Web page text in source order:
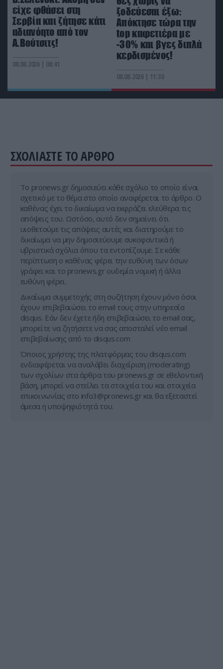
Νοσοκομείο «Ερυθρός Σταυρός»: Ασθενής
επιτέθηκε και κτύπησε γιατρό
13:30
Θα πούμε το «ψωμί ψωμάκι» κυριολεκτικά: Οι
δύο παράγοντες που αύξησαν απότομα την τιμή
σε βασικά προϊόντα
είχε φθάσει στη
Σερβία και ζήτησε κάτι
αδιανόητο από τον
Α.Βούτσιτς!
08.08.2026 | 08:41
ξοδεύεσαι έξω:
Απόκτησε τώρα την
top καφετιέρα με
-30% και βγες διπλά
κερδισμένος!
08.08.2026 | 11:30
ΣΧΟΛΙΑΣΤΕ ΤΟ ΑΡΘΡΟ
Tο pronews.gr δημοσιεύει κάθε σχόλιο το οποίο είναι
σχετικό με το θέμα στο οποίο αναφέρεται το άρθρο. Ο
καθένας έχει το δικαίωμα να εκφράζει ελεύθερα τις
απόψεις του. Ωστόσο, αυτό δεν σημαίνει ότι
υιοθετούμε τις απόψεις αυτές και διατηρούμε το
δικαίωμα να μην δημοσιεύουμε συκοφαντικά ή
υβριστικά σχόλια όπου τα εντοπίζουμε. Σε κάθε
περίπτωση ο καθένας φέρει την ευθύνη των όσων
γράφει και το pronews.gr ουδεμία νομική ή άλλα
ευθύνη φέρει.
Δικαίωμα συμμετοχής στη συζήτηση έχουν μόνο όσοι
έχουν επιβεβαιώσει το email τους στην υπηρεσία
disqus. Εάν δεν έχετε ήδη επιβεβαιώσει το email σας,
μπορείτε να ζητήσετε να σας αποσταλεί νέο email
επιβεβαίωσης από το disqus.com
Όποιος χρήστης της πλατφόρμας του disqus.com
ενδιαφέρεται να αναλάβει διαχείριση (moderating)
των σχολίων στα άρθρα του pronews.gr σε εθελοντική
βάση, μπορεί να στείλει τα στοιχεία του και στοιχεία
επικοινωνίας στο info3@pronews.gr και θα εξεταστεί
άμεσα η υποψηφιότητά του.